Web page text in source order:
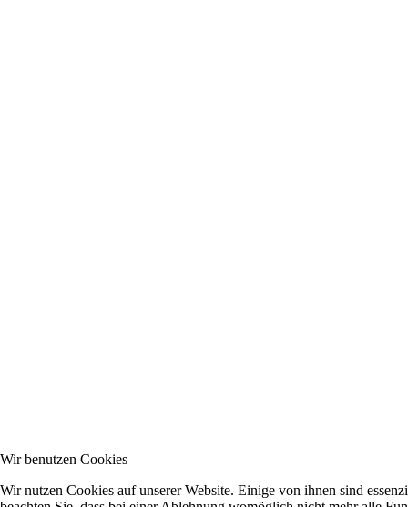
Wir benutzen Cookies
Wir nutzen Cookies auf unserer Website. Einige von ihnen sind